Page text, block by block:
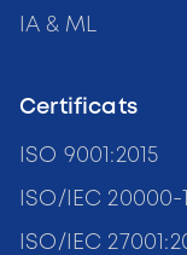
IA & ML
Certificats
ISO 9001:2015
ISO/IEC 20000-
ISO/IEC